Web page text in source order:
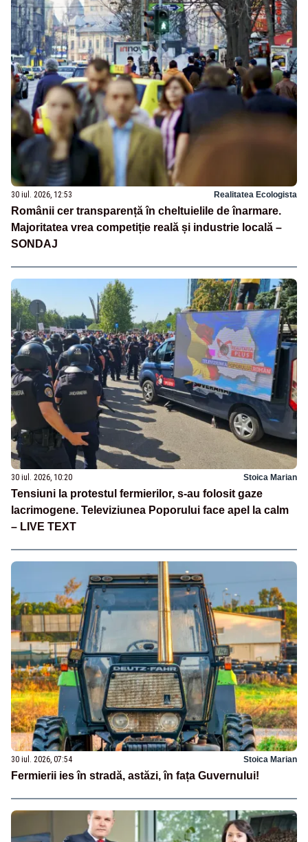
30 iul. 2026, 12:53 Realitatea Ecologista
Românii cer transparență în cheltuielile de înarmare.
Majoritatea vrea competiție reală și industrie locală –
SONDAJ
30 iul. 2026, 10:20 Stoica Marian
Tensiuni la protestul fermierilor, s-au folosit gaze
lacrimogene. Televiziunea Poporului face apel la calm
– LIVE TEXT
30 iul. 2026, 07:54 Stoica Marian
Fermierii ies în stradă, astăzi, în fața Guvernului!